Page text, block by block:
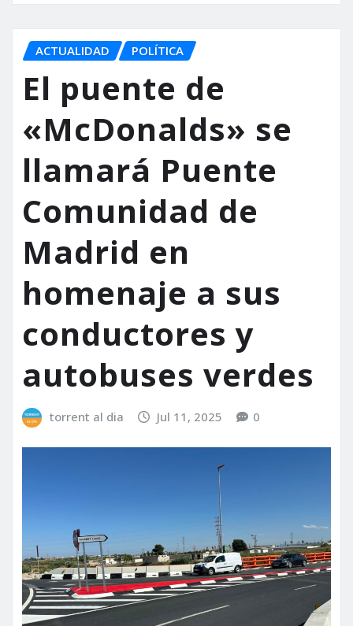
ACTUALIDAD POLÍTICA
El puente de
«McDonalds» se
llamará Puente
Comunidad de
Madrid en
homenaje a sus
conductores y
autobuses verdes
torrent al dia Jul 11, 2025 0